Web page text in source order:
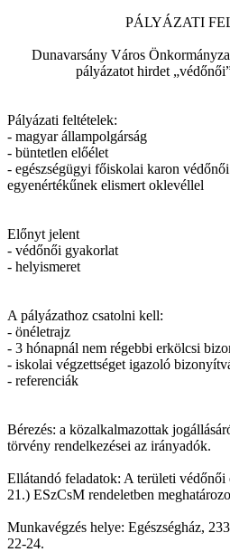
PÁLYÁZATI
Dunavarsány Város
pályázatot hirdet
Pályázati feltételek:
- magyar állampolgárság
- büntetlen előélet
- egészségügyi főiskolai karon
egyenértékűnek elismert oklevéllel
Előnyt jelent
- védőnői gyakorlat
- helyismeret
A pályázathoz csatolni kell:
- önéletrajz
- 3 hónapnál nem régebbi erkölcsi
- iskolai végzettséget igazoló
- referenciák
Bérezés: a közalkalmazottak
törvény rendelkezései az irányadók.
Ellátandó feladatok: A területi
21.) ESzCsM rendeletben
Munkavégzés helye: Egészségház,
22-24.